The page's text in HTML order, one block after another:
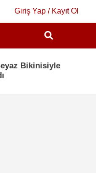
Giriş Yap / Kayıt Ol
Bikinisiyle